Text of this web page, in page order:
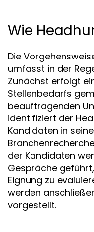
Wie
Die
umfasst in der
Zunächst erfolgt
Stellenbedarfs
beauftragenden
identifiziert der
Kandidaten in
der Kandidaten
Gespräche
Eignung zu
werden
vorgestellt.